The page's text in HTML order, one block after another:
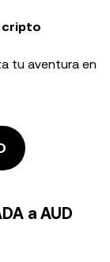
cripto
tu aventura en
a AUD